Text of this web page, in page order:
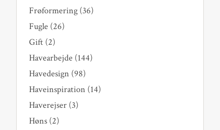
Frøformering(36)
Fugle (26)
Gift(2)
Havearbejde (144)
Havedesign (98)
Haveinspiration (14)
Haverejser(3)
Høns(2)